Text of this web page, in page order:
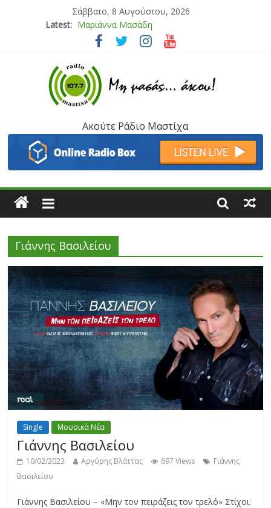
Σάββατο, 8 Αυγούστου, 2026
Latest: Μαριάννα Μασάδη
Τάνια Μπρεάζου
Μάνος Τρυπιάς & Γιώργος Στρατάκης
Ιορδάνης Αγαπητός
Ακούτε Ράδιο Μαστίχα
Γιάννης Βασιλείου
Single Μουσικά Νέα
Γιάννης Βασιλείου
10/02/2023 Αργύρης Βλάττας 697 Views
Γιάννης
Βασιλείου
Γιάννης Βασιλείου – «Μην τον πειράζεις τον τρελό» Στίχοι: